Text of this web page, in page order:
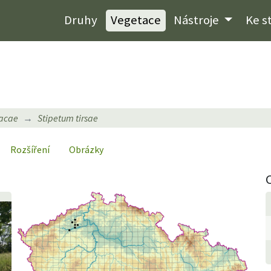
Druhy Vegetace Nástroje Ke
Stipetum tirsae
Rozšíření Obrázky